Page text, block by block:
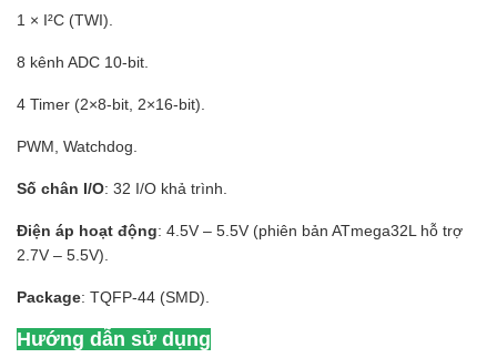
1 × I²C (TWI).
8 kênh ADC 10-bit.
4 Timer (2×8-bit, 2×16-bit).
PWM, Watchdog.
Số chân I/O: 32 I/O khả trình.
Điện áp hoạt động: 4.5V – 5.5V (phiên bản ATmega32L hỗ trợ
2.7V – 5.5V).
Package: TQFP-44 (SMD).
Hướng dẫn sử dụng